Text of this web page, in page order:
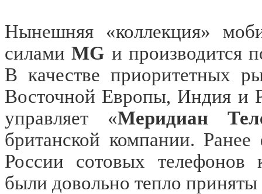
Нынешняя «коллекция»
силамиMG и производится
В качестве приоритетных
Восточной Европы, Индия и
управляет «Меридиан
британской компании.
России сотовых
были довольно тепло